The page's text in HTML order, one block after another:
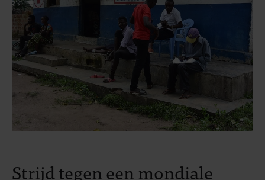
Strijd tegen een mondiale